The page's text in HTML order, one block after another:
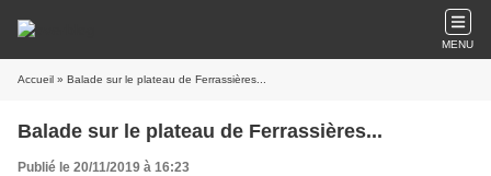
MENU
Accueil » Balade sur le plateau de Ferrassières...
Balade sur le plateau de Ferrassières...
Publié le 20/11/2019 à 16:23